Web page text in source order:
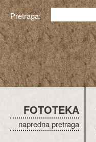
Pretraga:
FOTOTEKA
napredna pretraga